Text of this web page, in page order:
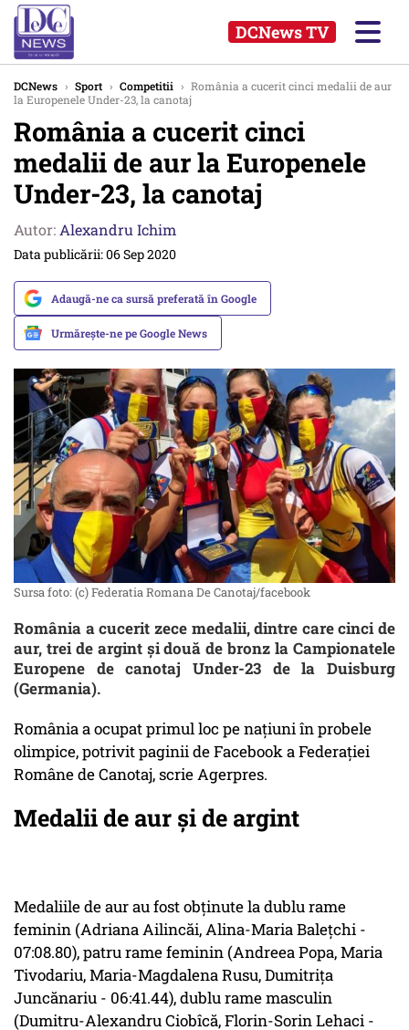
DCNews TV
DCNews › Sport › Competitii › România a cucerit cinci medalii de aur
la Europenele Under-23, la canotaj
România a cucerit cinci
medalii de aur la Europenele
Under-23, la canotaj
Autor: Alexandru Ichim
Data publicării: 06 Sep 2020
Adaugă-ne ca sursă preferată în Google
Urmărește-ne pe Google News
Sursa foto: (c) Federatia Romana De Canotaj/facebook
România a cucerit zece medalii, dintre care cinci de
aur, trei de argint şi două de bronz la Campionatele
Europene de canotaj Under-23 de la Duisburg
(Germania).
România a ocupat primul loc pe naţiuni în probele
olimpice, potrivit paginii de Facebook a Federaţiei
Române de Canotaj, scrie Agerpres.
Medalii de aur și de argint
Medaliile de aur au fost obţinute la dublu rame
feminin (Adriana Ailincăi, Alina-Maria Baleţchi -
07:08.80), patru rame feminin (Andreea Popa, Maria
Tivodariu, Maria-Magdalena Rusu, Dumitriţa
Juncănariu - 06:41.44), dublu rame masculin
(Dumitru-Alexandru Ciobîcă, Florin-Sorin Lehaci -